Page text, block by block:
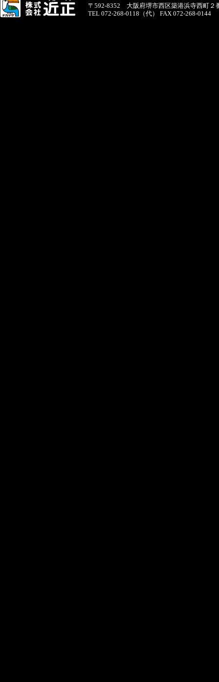
〒592-8352 大阪府堺市西区築港浜寺西町２
TEL 072-268-0118（代） FAX 072-268-0144